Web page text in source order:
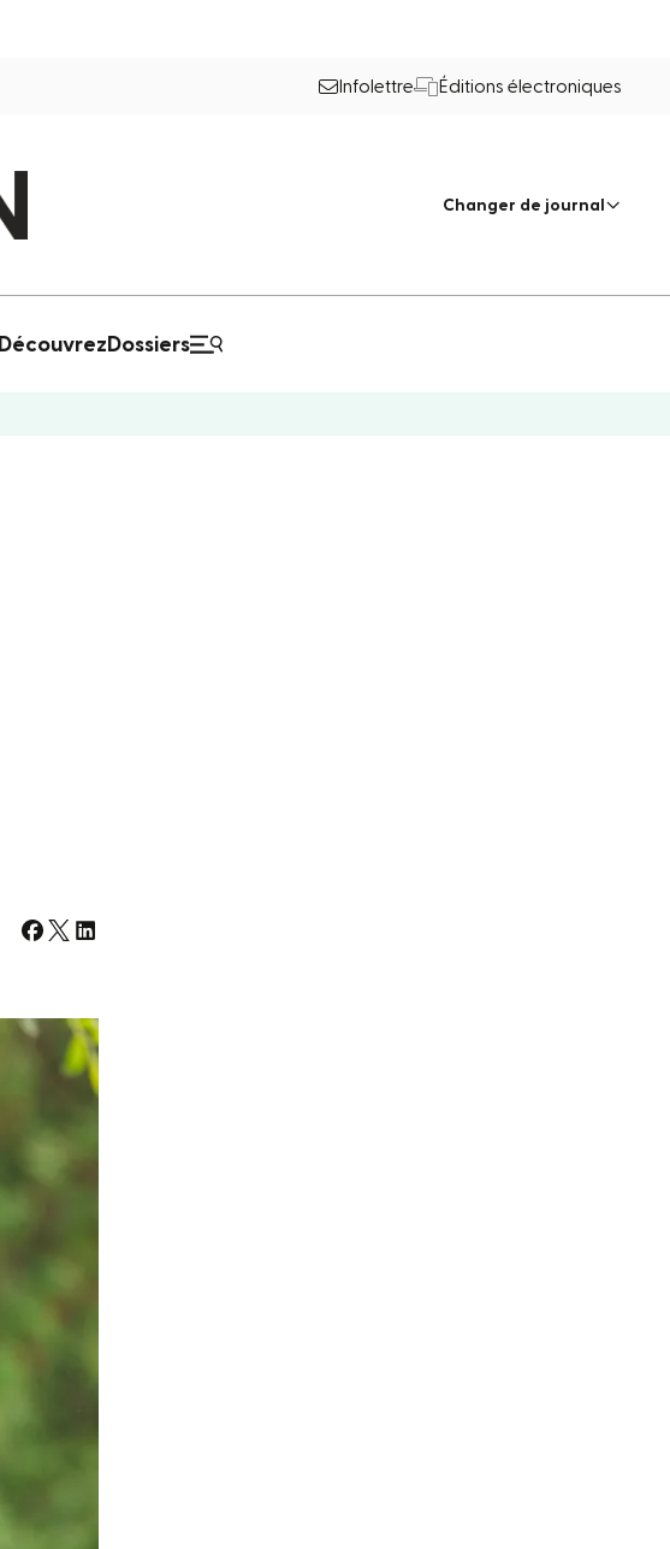
Infolettre Éditions électroniques
Changer de journal
Découvrez Dossiers